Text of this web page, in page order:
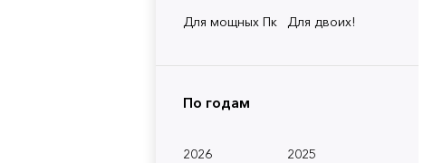
Для мощных Пк
Для двоих!
По годам
2026
2025